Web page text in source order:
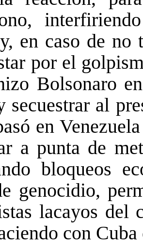
en caso de no
por el
Bolsonaro
secuestrar al
en
a punta de
bloqueos
genocidio,
lacayos del
con Cuba